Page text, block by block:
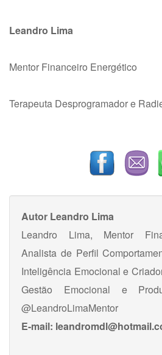
Leandro Lima
Mentor Financeiro Energético
Terapeuta Desprogramador e
Autor Leandro Lima
Leandro Lima, Mentor
Analista de Perfil
Inteligência Emocional e
Gestão Emocional e
@LeandroLimaMentor
E-mail: